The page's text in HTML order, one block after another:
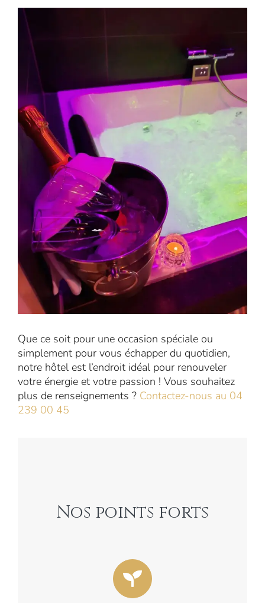
Que ce soit pour une occasion spéciale ou
simplement pour vous échapper du quotidien,
notre hôtel est l’endroit idéal pour renouveler
votre énergie et votre passion ! Vous souhaitez
plus de renseignements ? Contactez-nous au 04
239 00 45
Nos points forts